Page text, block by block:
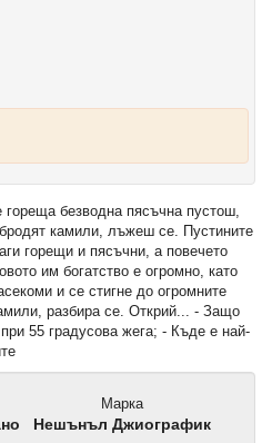
безводна пясъчна пустош,
камили, лъжеш се. Пустините
горещи и пясъчни, а повечето
им богатство е огромно, като
и се стигне до огромните
разбира се. Открий... - Защо
55 градусова жега; - Къде е най-
Марка
Нешънъл Джиографик